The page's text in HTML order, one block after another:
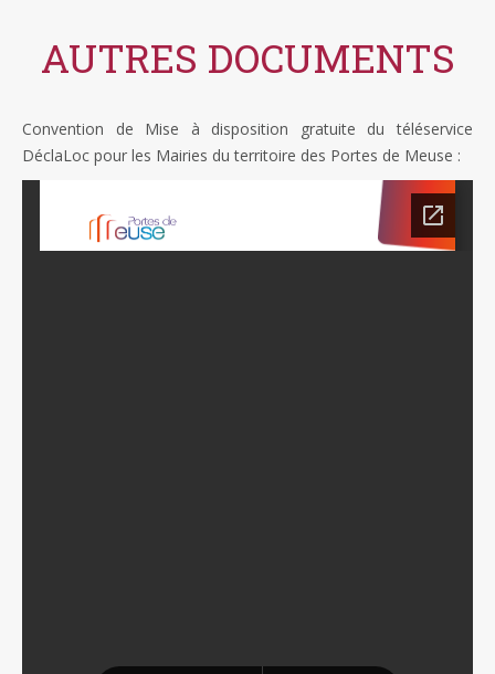
AUTRES DOCUMENTS
Convention de Mise à disposition gratuite du téléservice
DéclaLoc pour les Mairies du territoire des Portes de Meuse :